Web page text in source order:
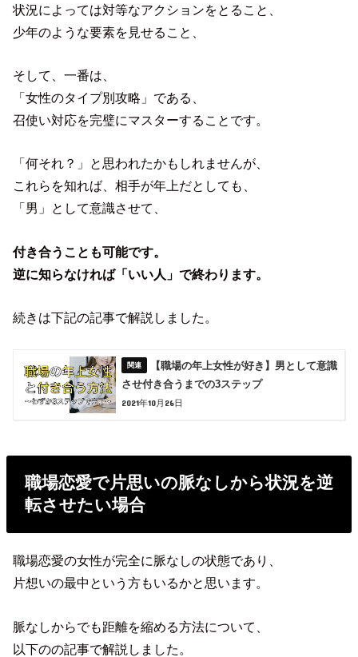
状況によっては対等なアクションをとること、
少年のような要素を見せること、
そして、一番は、
「女性のタイプ別攻略」である、
召使い対応を完璧にマスターすることです。
「何それ？」と思われたかもしれませんが、
これらを知れば、相手が年上だとしても、
「男」として意識させて、
付き合うことも可能です。
逆に知らなければ「いい人」で終わります。
続きは下記の記事で解説しました。
【職場の年上女性が好き】男として意識
させ付き合うまでの3ステップ
2021年10月26日
職場恋愛で片思いの脈なしから状況を逆
転させたい場合
職場恋愛の女性が完全に脈なしの状態であり、
片想いの最中という方もいるかと思います。
脈なしからでも距離を縮める方法について、
以下のの記事で解説しました。